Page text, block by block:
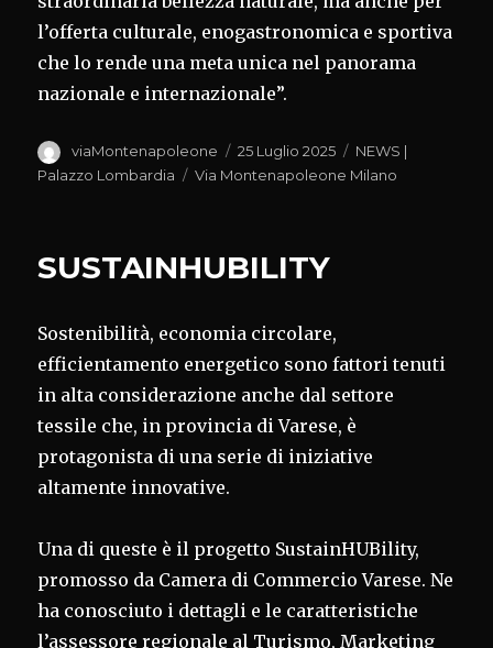
l’offerta culturale, enogastronomica e sportiva
che lo rende una meta unica nel panorama
nazionale e internazionale”.
Autore
viaMontenapoleone
Pubblicato
il
25 Luglio 2025 Categorie
NEWS |
Palazzo Lombardia
Tag
Via Montenapoleone Milano
SUSTAINHUBILITY
Sostenibilità, economia circolare,
efficientamento energetico sono fattori tenuti
in alta considerazione anche dal settore
tessile che, in provincia di Varese, è
protagonista di una serie di iniziative
altamente innovative.
Una di queste è il progetto SustainHUBility,
promosso da Camera di Commercio Varese. Ne
ha conosciuto i dettagli e le caratteristiche
l’assessore regionale al Turismo, Marketing